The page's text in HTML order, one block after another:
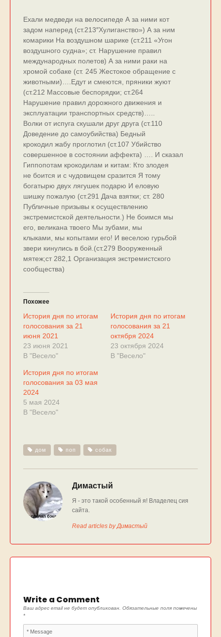
Ехали медведи на велосипеде А за ними кот
задом наперед (ст.213″Хулиганство») А за ним
комарики На воздушном шарике (ст.211 «Угон
воздушного судна»; ст. Нарушение правил
международных полетов) А за ними раки на
хромой собаке (ст. 245 Жестокое обращение с
животными)….Едут и смеются, пряники жуют
(ст.212 Массовые беспорядки; ст.264
Нарушение правил дорожного движения и
эксплуатации транспортных средств)…..
Волки от испуга скушали друг друга (ст.110
Доведение до самоубийства) Бедный
крокодил жабу проглотил (ст.107 Убийство
совершенное в состоянии аффекта) …. И сказал
Гиппопотам крокодилам и китам: Кто злодея
не боится и с чудовищем сразится Я тому
богатырю двух лягушек подарю И еловую
шишку пожалую (ст.291 Дача взятки; ст. 280
Публичные призывы к осуществлению
экстремистской деятельности.) Не боимся мы
его, великана твоего Мы зубами, мы
клыками, мы копытами его! И веселою гурьбой
звери кинулись в бой.(ст.279 Вооруженный
мятеж;ст 282,1 Организация экстремистского
сообщества)
Похожее
История дня по итогам
голосования за 21
июня 2021
23 июня 2021
В "Весело"
История дня по итогам
голосования за 21
октября 2024
23 октября 2024
В "Весело"
История дня по итогам
голосования за 03 мая
2024
5 мая 2024
В "Весело"
дом поп собак
Димастый
Я - это такой особенный я! Владелец сия
сайта.
Read articles by Димастый
Write a Comment
Ваш адрес email не будет опубликован. Обязательные поля помечены
*